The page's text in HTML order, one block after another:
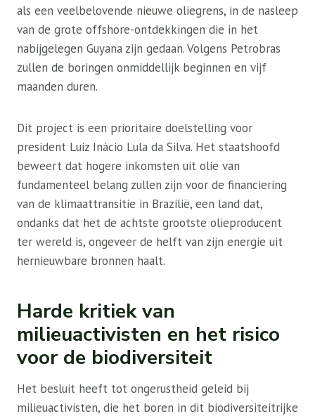
als een veelbelovende nieuwe oliegrens, in de nasleep
van de grote offshore-ontdekkingen die in het
nabijgelegen Guyana zijn gedaan. Volgens Petrobras
zullen de boringen onmiddellijk beginnen en vijf
maanden duren.
Dit project is een prioritaire doelstelling voor
president Luiz Inácio Lula da Silva. Het staatshoofd
beweert dat hogere inkomsten uit olie van
fundamenteel belang zullen zijn voor de financiering
van de klimaattransitie in Brazilië, een land dat,
ondanks dat het de achtste grootste olieproducent
ter wereld is, ongeveer de helft van zijn energie uit
hernieuwbare bronnen haalt.
Harde kritiek van
milieuactivisten en het risico
voor de biodiversiteit
Het besluit heeft tot ongerustheid geleid bij
milieuactivisten, die het boren in dit biodiversiteitrijke